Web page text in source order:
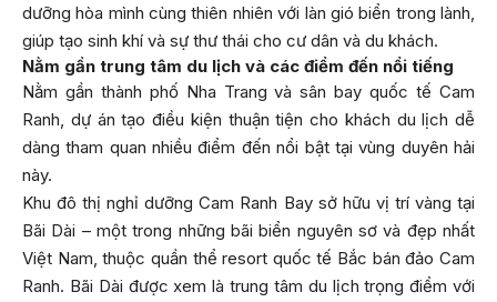
dưỡng hòa mình cùng thiên nhiên với làn gió biển trong lành,
giúp tạo sinh khí và sự thư thái cho cư dân và du khách.
Nằm gần trung tâm du lịch và các điểm đến nổi tiếng
Nằm gần thành phố Nha Trang và sân bay quốc tế Cam
Ranh, dự án tạo điều kiện thuận tiện cho khách du lịch dễ
dàng tham quan nhiều điểm đến nổi bật tại vùng duyên hải
này.
Khu đô thị nghỉ dưỡng Cam Ranh Bay sở hữu vị trí vàng tại
Bãi Dài – một trong những bãi biển nguyên sơ và đẹp nhất
Việt Nam, thuộc quần thể resort quốc tế Bắc bán đảo Cam
Ranh. Bãi Dài được xem là trung tâm du lịch trọng điểm với